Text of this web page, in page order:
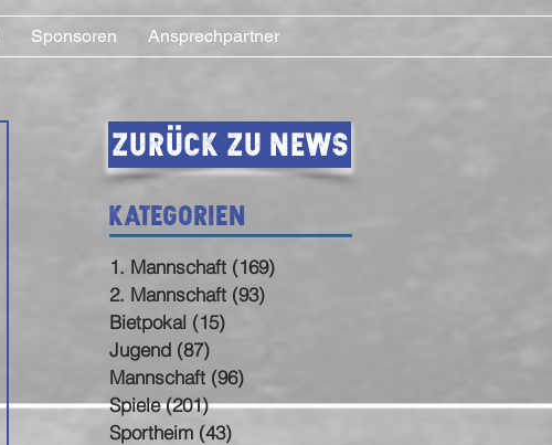
Sponsoren Ansprechpartner
Zurück zu News
Kategorien
1. Mannschaft (169)
2. Mannschaft (93)
Bietpokal (15)
Jugend (87)
Mannschaft (96)
Spiele (201)201 Beiträge
Sportheim (43)